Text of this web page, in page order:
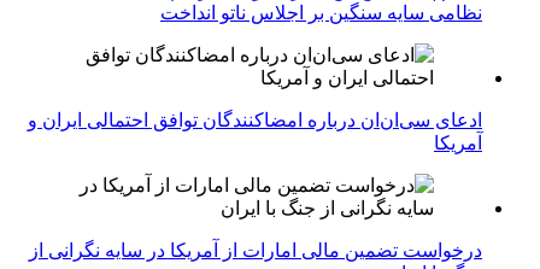
نظامی سایه سنگین بر اجلاس ناتو انداخت
ادعای سی‌ان‌ان درباره امضاکنندگان توافق احتمالی ایران و
آمریکا
درخواست تضمین مالی امارات از آمریکا در سایه نگرانی از